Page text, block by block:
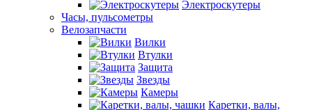
Электроскутеры
Часы, пульсометры
Велозапчасти
Вилки
Втулки
Защита
Звезды
Камеры
Каретки, валы,